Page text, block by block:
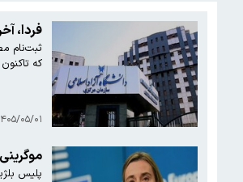
سکه در آستانه بازگشت به کانال ۱۸۸ میلیون
علت اصلی آلودگی هوای
فردا،
که
۱۴۰۵/۰۵/
پلیس